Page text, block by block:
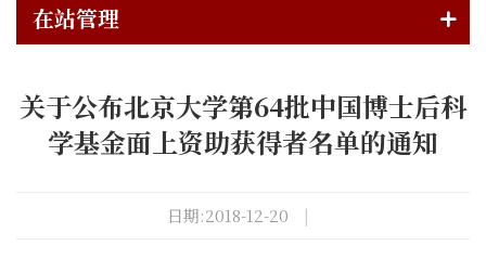
在站管理
关于公布北京大学第64批中国博士后科
学基金面上资助获得者名单的通知
日期:2018-12-20 |